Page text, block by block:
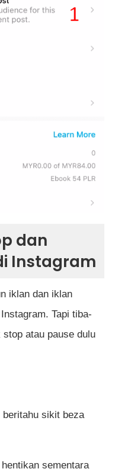
dan
Instagram
iklan dan iklan
Tapi tiba-
atau pause dulu
sikit beza
sementara